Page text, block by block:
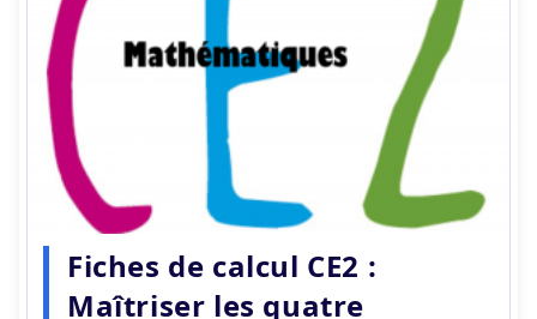
Fiches de calcul CE2 :
Maîtriser les quatre